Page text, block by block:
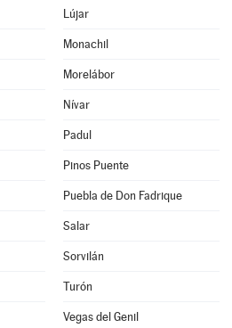
Lújar
Monachil
Morelábor
Nívar
Padul
Pinos Puente
Puebla de Don Fadrique
Salar
Sorvilán
Turón
Vegas del Genil